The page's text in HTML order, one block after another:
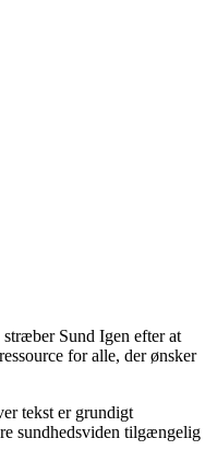
Sund Igen efter at
for alle, der ønsker
tekst er grundigt
sundhedsviden tilgængelig